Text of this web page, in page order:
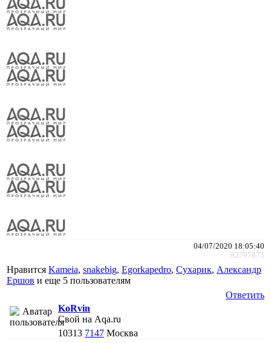
04/07/2020 18:05:40
#2797873
Нравится Kameia, snakebig, Egorkapedro, Сухарик, Александр
Ершов и еще 5 пользователям
Ответить
KoRvin
Свой на Aqa.ru
10313 7147 Москва